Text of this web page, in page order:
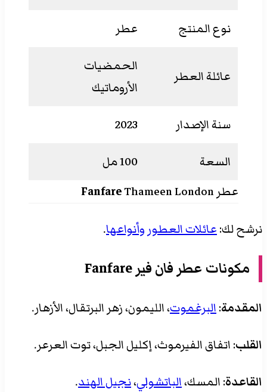
نوع المنتج عطر
عائلة العطر
الحمضيات
الأروماتيك
سنة الإصدار 2023
السعة
100 مل
عطر
FanfareThameen London
نرشح لك:عائلات العطور وأنواعها.
مكونات عطر فان فير Fanfare
المقدمة:البرغموت، الليمون، زهر البرتقال، الأزهار.
القلب: اتفاق الفيرموث، إكليل الجبل، توت العرعر.
القاعدة: المسك،الباتشولي،نجيل الهند.